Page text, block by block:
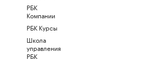
РБК
Компании
РБК Курсы
Школа
управления
РБК